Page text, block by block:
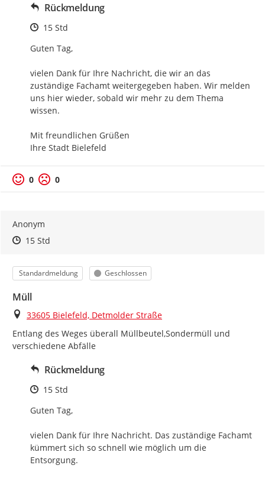
Rückmeldung
Zeitpunkt des Erstellens
15 Std
Guten Tag,
vielen Dank für Ihre Nachricht, die wir an das
zuständige Fachamt weitergegeben haben. Wir melden
uns hier wieder, sobald wir mehr zu dem Thema
wissen.
Mit freundlichen Grüßen
Ihre Stadt Bielefeld
0 0
Anonym
Zeitpunkt des Erstellens
Zeitpunkt des Erstellens
15 StdZur Äußerung
Kategorie
Standardmeldung Status
Geschlossen
Müll
Ort
33605 Bielefeld, Detmolder Straße
Entlang des Weges überall Müllbeutel,Sondermüll und
verschiedene Abfälle
Rückmeldung
Zeitpunkt des Erstellens
15 Std
Guten Tag,
vielen Dank für Ihre Nachricht. Das zuständige Fachamt
kümmert sich so schnell wie möglich um die
Entsorgung.